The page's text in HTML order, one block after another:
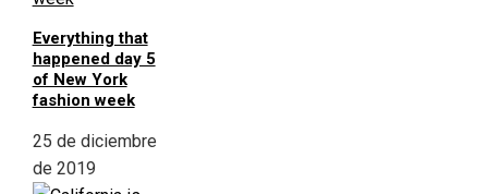
Everything that
happened day 5
of New York
fashion week
25 de diciembre
de 2019